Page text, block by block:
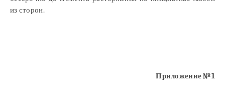
из сторон.
Приложение №1